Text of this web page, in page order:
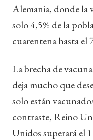
Alemania, donde la
solo 4,5% de la
cuarentena hasta el
La brecha de
deja mucho que
solo están
contraste, Reino
Unidos superará el